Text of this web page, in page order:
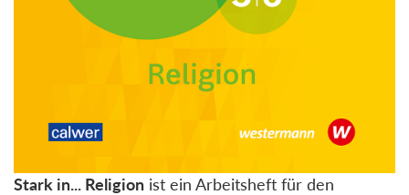
Stark in... Religion ist ein Arbeitsheft für den